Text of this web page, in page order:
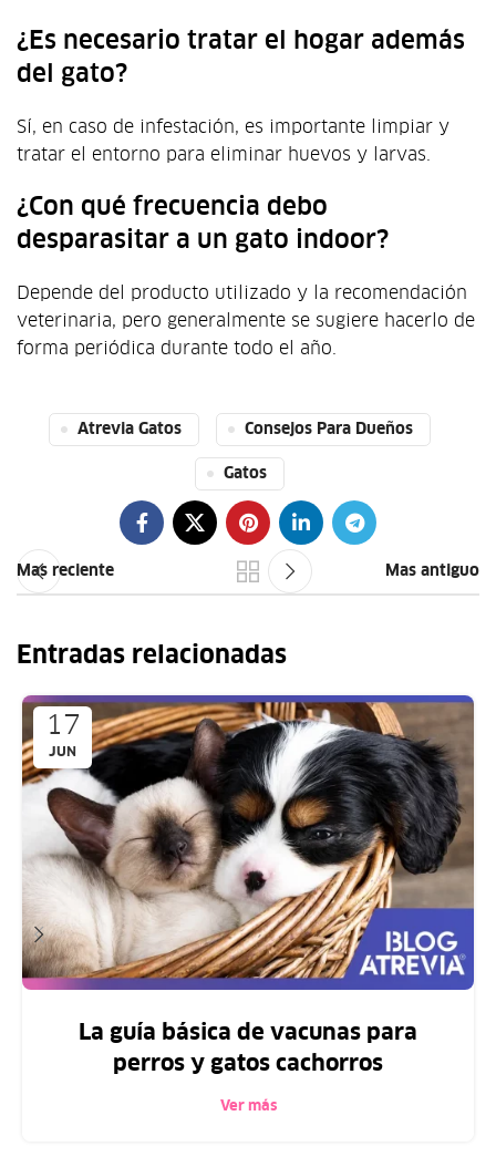
¿Es necesario tratar el hogar además
del gato?
Sí, en caso de infestación, es importante limpiar y
tratar el entorno para eliminar huevos y larvas.
¿Con qué frecuencia debo
desparasitar a un gato indoor?
Depende del producto utilizado y la recomendación
veterinaria, pero generalmente se sugiere hacerlo de
forma periódica durante todo el año.
Atrevia Gatos Consejos Para Dueños
Gatos
Mas reciente Mas antiguo
Entradas relacionadas
17
JUN
La guía básica de vacunas para
perros y gatos cachorros
Ver más